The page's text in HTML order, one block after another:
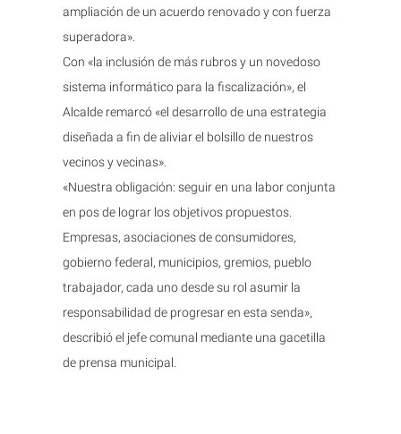
ampliación de un acuerdo renovado y con fuerza
superadora».
Con «la inclusión de más rubros y un novedoso
sistema informático para la fiscalización», el
Alcalde remarcó «el desarrollo de una estrategia
diseñada a fin de aliviar el bolsillo de nuestros
vecinos y vecinas».
«Nuestra obligación: seguir en una labor conjunta
en pos de lograr los objetivos propuestos.
Empresas, asociaciones de consumidores,
gobierno federal, municipios, gremios, pueblo
trabajador, cada uno desde su rol asumir la
responsabilidad de progresar en esta senda»,
describió el jefe comunal mediante una gacetilla
de prensa municipal.